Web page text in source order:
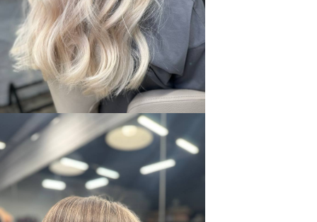
Вернуться на страницу услуг салона красоты
Посмотреть другие услуги